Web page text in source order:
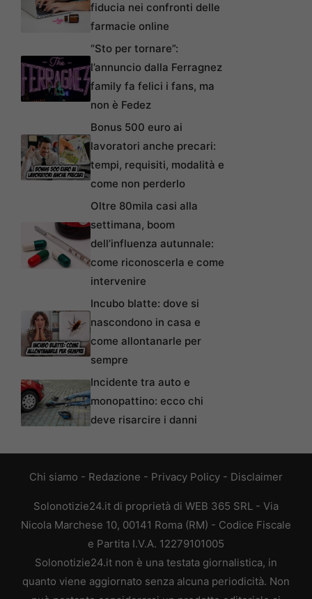
fiducia nei confronti delle
farmacie online
“Sto per tornare”:
l’annuncio dalla Ferragnez
family fa felici i fans, ma
non è Fedez
Bonus 500 euro ai
lavoratori anche precari:
tempi, requisiti, modalità e
come non perderlo
Oltre 80mila casi alla
settimana, boom
dell’influenza autunnale:
come riconoscerla e come
intervenire
Incubo blatte: dove si
nascondono in casa e
come allontanarle per
sempre
Incidente tra auto e
monopattino: ecco chi
deve risarcire i danni
Chi siamo - Redazione - Privacy Policy - Disclaimer
Solonotizie24.it di proprietà di WEB 365 SRL - Via
Nicola Marchese 10, 00141 Roma (RM) - Codice Fiscale
e Partita I.V.A. 12279101005
Solonotizie24.it non è una testata giornalistica, in
quanto viene aggiornato senza alcuna periodicità. Non